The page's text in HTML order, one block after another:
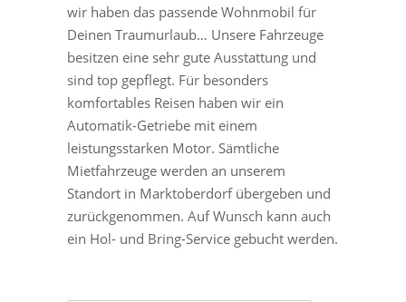
wir haben das passende Wohnmobil für
Deinen Traumurlaub… Unsere Fahrzeuge
besitzen eine sehr gute Ausstattung und
sind top gepflegt. Für besonders
komfortables Reisen haben wir ein
Automatik-Getriebe mit einem
leistungsstarken Motor. Sämtliche
Mietfahrzeuge werden an unserem
Standort in Marktoberdorf übergeben und
zurückgenommen. Auf Wunsch kann auch
ein Hol- und Bring-Service gebucht werden.